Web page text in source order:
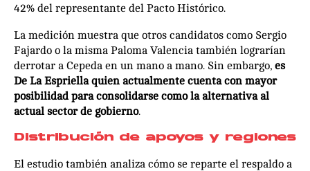
42% del representante del Pacto Histórico.
La medición muestra que otros candidatos como Sergio
Fajardo o la misma Paloma Valencia también lograrían
derrotar a Cepeda en un mano a mano. Sin embargo, es
De La Espriella quien actualmente cuenta con mayor
posibilidad para consolidarse como la alternativa al
actual sector de gobierno.
Distribución de apoyos y regiones
El estudio también analiza cómo se reparte el respaldo a